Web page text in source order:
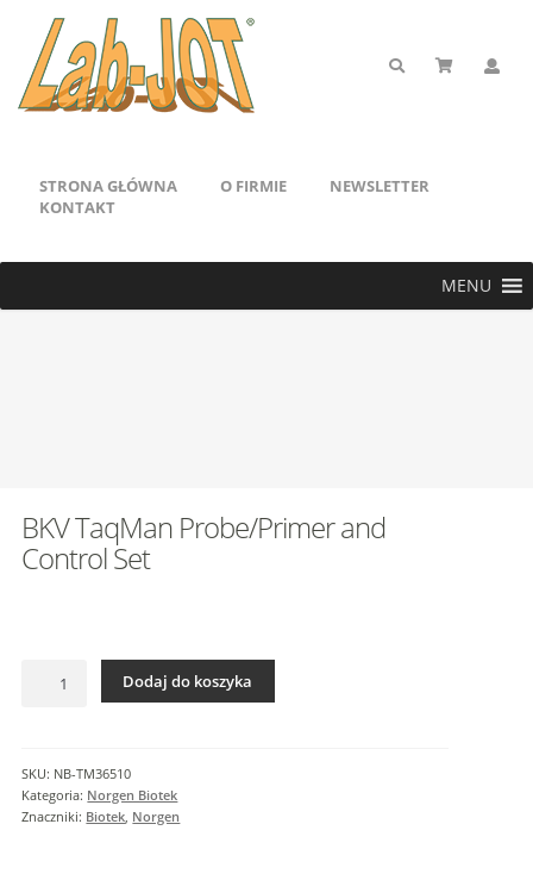
STRONA GŁÓWNA O FIRMIE
NEWSLETTER
KONTAKT
MENU
BKV TaqMan Probe/Primer and
Control Set
and
Control
Set
Dodaj do koszyka
SKU: NB-TM36510
Kategoria: Norgen Biotek
Znaczniki: Biotek Norgen